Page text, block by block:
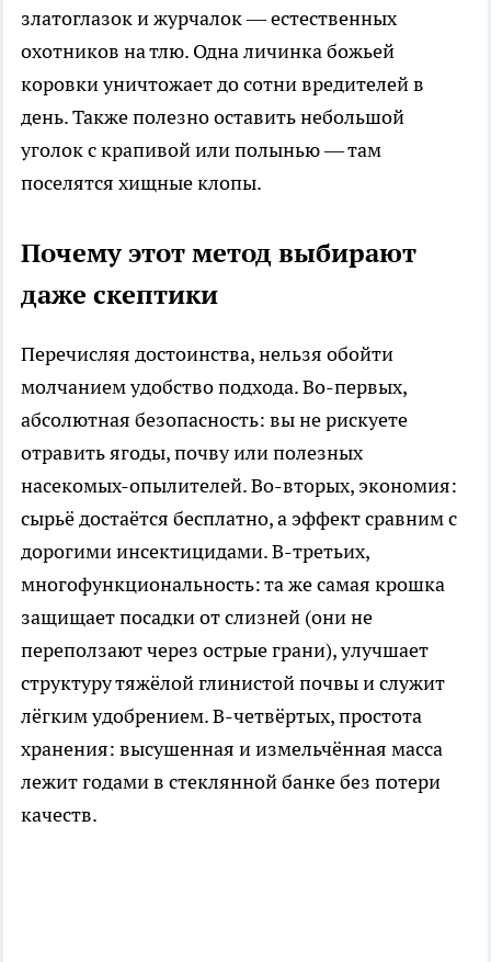
златоглазок и журчалок — естественных
охотников на тлю. Одна личинка божьей
коровки уничтожает до сотни вредителей в
день. Также полезно оставить небольшой
уголок с крапивой или полынью — там
поселятся хищные клопы.
Почему этот метод выбирают
даже скептики
Перечисляя достоинства, нельзя обойти
молчанием удобство подхода. Во-первых,
абсолютная безопасность: вы не рискуете
отравить ягоды, почву или полезных
насекомых-опылителей. Во-вторых, экономия:
сырьё достаётся бесплатно, а эффект сравним с
дорогими инсектицидами. В-третьих,
многофункциональность: та же самая крошка
защищает посадки от слизней (они не
переползают через острые грани), улучшает
структуру тяжёлой глинистой почвы и служит
лёгким удобрением. В-четвёртых, простота
хранения: высушенная и измельчённая масса
лежит годами в стеклянной банке без потери
качеств.